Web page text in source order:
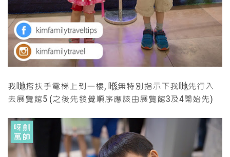
我哋搭扶手電梯上到一樓, 喺無特別指示下我哋先行入
去展覽館5 (之後先發覺順序應該由展覽館3及4開始先)